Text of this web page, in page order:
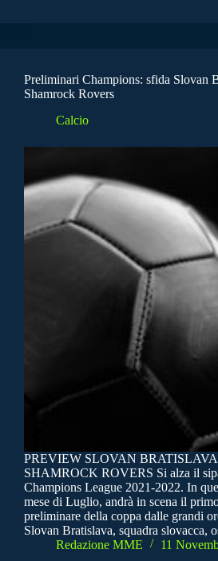
Preliminari Champions: sfida Slovan
Shamrock Rovers
Calcio
PREVIEW SLOVAN
SHAMROCK ROVERS Si alza il
Champions League 2021-2022. In
mese di Luglio, andrà in scena il
preliminare della coppa dalle grandi
Slovan Bratislava, squadra slovacca,
Redazione MME
11